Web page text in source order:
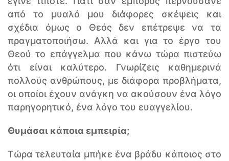
από το μυαλό μου διάφορες σκέψεις και
σχέδια όμως ο Θεός δεν επέτρεψε να τα
πραγματοποιήσω. Αλλά και για το έργο του
Θεού το επάγγελμα που κάνω τώρα πιστεύω
ότι είναι καλύτερο. Γνωρίζεις καθημερινά
πολλούς ανθρώπους, με διάφορα προβλήματα,
οι οποίοι έχουν ανάγκη να ακούσουν ένα λόγο
παρηγορητικό, ένα λόγο του ευαγγελίου.
Θυμάσαι κάποια εμπειρία;
Τώρα τελευταία μπήκε ένα βράδυ κάποιος στο